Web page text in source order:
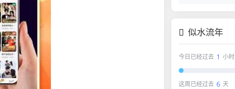
似水流年
今日已经过去 1 小时
这周已经过去 6 天